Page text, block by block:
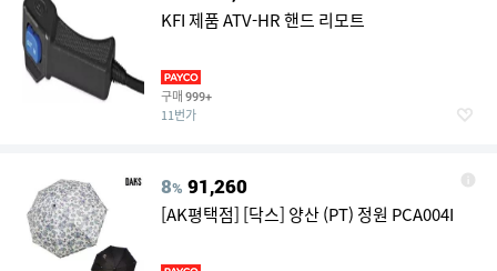
KFI 제품 ATV-HR 핸드 리모트
구매 999+
11번가
8% 91,260
[AK평택점] [닥스] 양산 (PT) 정원 PCA004I